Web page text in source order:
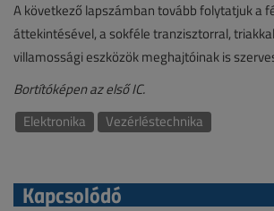
A következő lapszámban tovább folytatjuk a
áttekintésével, a sokféle tranzisztorral,
villamossági eszközök meghajtóinak is
Bortítóképen az első IC.
Elektronika
Vezérléstechnika
Kapcsolódó